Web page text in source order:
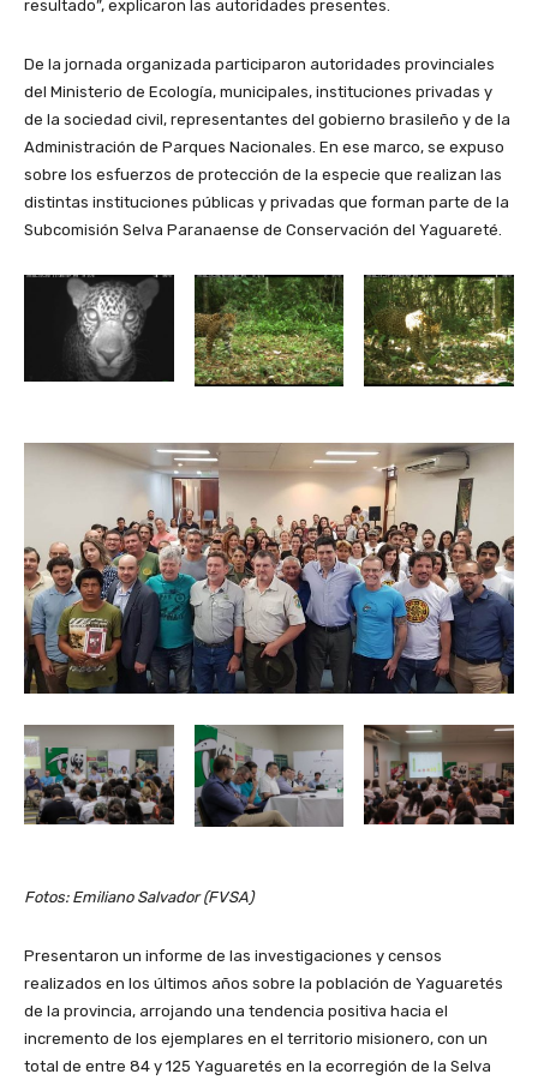
resultado”, explicaron las autoridades presentes.
De la jornada organizada participaron autoridades provinciales
del Ministerio de Ecología, municipales, instituciones privadas y
de la sociedad civil, representantes del gobierno brasileño y de la
Administración de Parques Nacionales. En ese marco, se expuso
sobre los esfuerzos de protección de la especie que realizan las
distintas instituciones públicas y privadas que forman parte de la
Subcomisión Selva Paranaense de Conservación del Yaguareté.
Fotos: Emiliano Salvador (FVSA)
Presentaron un informe de las investigaciones y censos
realizados en los últimos años sobre la población de Yaguaretés
de la provincia, arrojando una tendencia positiva hacia el
incremento de los ejemplares en el territorio misionero, con un
total de entre 84 y 125 Yaguaretés en la ecorregión de la Selva